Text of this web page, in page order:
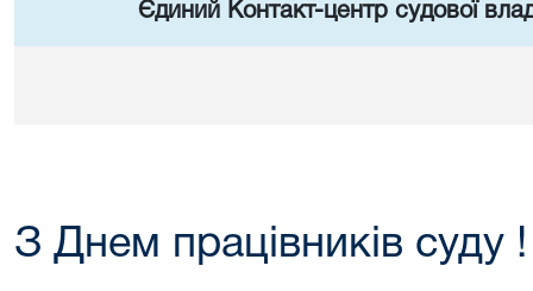
Єдиний Контакт-центр судової
З Днем працівників суду !